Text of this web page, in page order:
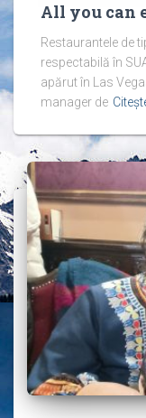
All you can
Restaurantele de
respectabilă în
apărut în Las
manager de